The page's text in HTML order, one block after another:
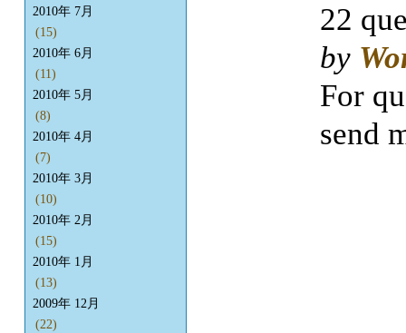
2010年 7月
(15)
2010年 6月
(11)
2010年 5月
(8)
2010年 4月
(7)
2010年 3月
(10)
2010年 2月
(15)
2010年 1月
(13)
2009年 12月
(22)
22
by
For
send